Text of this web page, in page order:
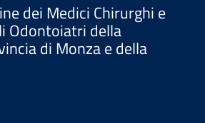
dei Medici Chirurghi e
Odontoiatri della
di Monza e della